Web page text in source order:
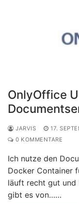
OnlyOffice
JARVIS 17.
0 KOMMENTARE
Ich nutze den
Docker Container
läuft recht gut und
gibt es von……